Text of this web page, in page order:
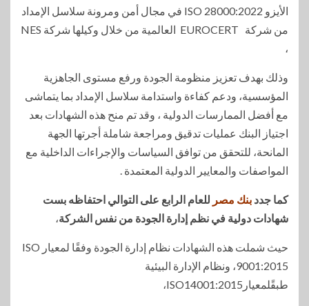
الأيزو ISO 28000:2022 في مجال أمن ومرونة سلاسل الإمداد
من شركة EUROCERT العالمية من خلال وكيلها شركة NES
،
وذلك بهدف تعزيز منظومة الجودة ورفع مستوى الجاهزية
المؤسسية، ودعم كفاءة واستدامة سلاسل الإمداد بما يتماشى
مع أفضل الممارسات الدولية ، وقد تم منح هذه الشهادات بعد
اجتياز البنك عمليات تدقيق ومراجعة شاملة أجرتها الجهة
المانحة، للتحقق من توافق السياسات والإجراءات الداخلية مع
المواصفات والمعايير الدولية المعتمدة .
كما جدد بنك مصر للعام الرابع على التوالي احتفاظه بست
شهادات دولية في نظم إدارة الجودة من نفس الشركة،
حيث شملت هذه الشهادات نظام إدارة الجودة وفقًا لمعيار ISO
9001:2015، ونظام الإدارة البيئية
طبقًلمعيارISO14001:2015،